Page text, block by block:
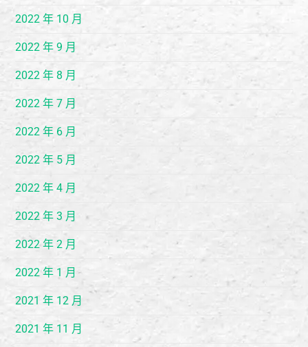
2022 年 10 月
2022 年 9 月
2022 年 8 月
2022 年 7 月
2022 年 6 月
2022 年 5 月
2022 年 4 月
2022 年 3 月
2022 年 2 月
2022 年 1 月
2021 年 12 月
2021 年 11 月